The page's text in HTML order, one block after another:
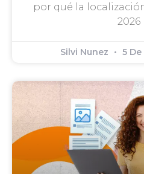
por qué la
2026
Silvi Nunez 5